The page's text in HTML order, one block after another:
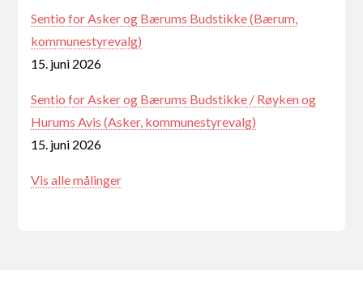
Sentio for Asker og Bærums Budstikke (Bærum,
kommunestyrevalg)
15. juni 2026
Sentio for Asker og Bærums Budstikke / Røyken og
Hurums Avis (Asker, kommunestyrevalg)
15. juni 2026
Vis alle målinger